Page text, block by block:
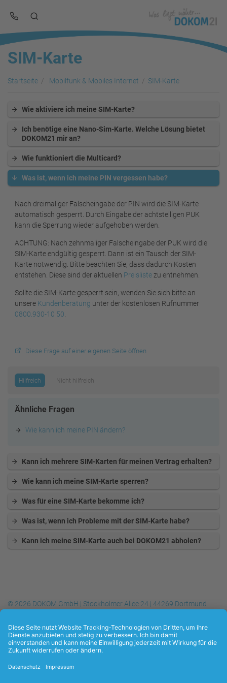
SIM-Karte
Startseite Mobilfunk & Mobiles Internet SIM-Karte
Wie aktiviere ich meine SIM-Karte?
Ich benötige eine Nano-Sim-Karte. Welche Lösung bietet
DOKOM21 mir an?
Wie funktioniert die Multicard?
Was ist, wenn ich meine PIN vergessen habe?
Nach dreimaliger Falscheingabe der PIN wird die SIM-Karte
automatisch gesperrt. Durch Eingabe der achtstelligen PUK
kann die Sperrung wieder aufgehoben werden.
ACHTUNG: Nach zehnmaliger Falscheingabe der PUK wird die
SIM-Karte endgültig gesperrt. Dann ist ein Tausch der SIM-
Karte notwendig. Bitte beachten Sie, dass dadurch Kosten
entstehen. Diese sind der aktuellen Preisliste zu entnehmen.
Sollte die SIM-Karte gesperrt sein, wenden Sie sich bitte an
unsere Kundenberatung unter der kostenlosen Rufnummer
0800.930-10 50
Diese Frage auf einer eigenen Seite öffnen
Hilfreich Nicht hilfreich
Ähnliche Fragen
Wie kann ich meine PIN ändern?
Kann ich mehrere SIM-Karten für meinen Vertrag erhalten?
Wie kann ich meine SIM-Karte sperren?
Was für eine SIM-Karte bekomme ich?
Was ist, wenn ich Probleme mit der SIM-Karte habe?
Kann ich meine SIM-Karte auch bei DOKOM21 abholen?
© 2026 DOKOM GmbH | Stockholmer Allee 24 | 44269 Dortmund
Datenschutzerklärung Kontakt Impressum